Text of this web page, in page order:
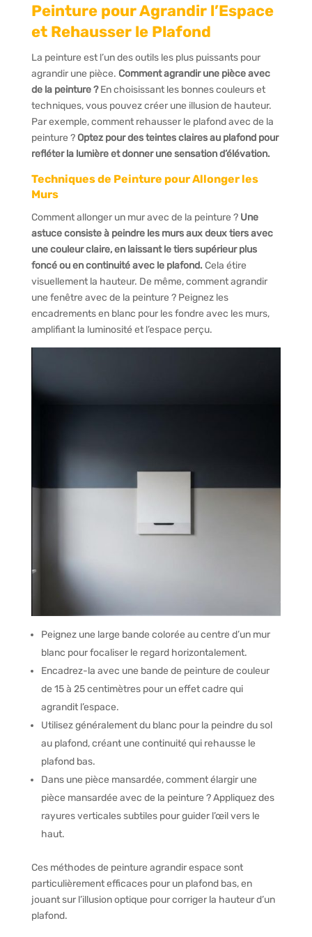
Peinture pour Agrandir l’Espace
et Rehausser le Plafond
La peinture est l’un des outils les plus puissants pour
agrandir une pièce. Comment agrandir une pièce avec
de la peinture ?En choisissant les bonnes couleurs et
techniques, vous pouvez créer une illusion de hauteur.
Par exemple, comment rehausser le plafond avec de la
peinture ?Optez pour des teintes claires au plafond pour
refléter la lumière et donner une sensation d’élévation.
Techniques de Peinture pour Allonger les
Murs
Comment allonger un mur avec de la peinture ? Une
astuce consiste à peindre les murs aux deux tiers avec
une couleur claire, en laissant le tiers supérieur plus
foncé ou en continuité avec le plafond. Cela étire
visuellement la hauteur. De même, comment agrandir
une fenêtre avec de la peinture ? Peignez les
encadrements en blanc pour les fondre avec les murs,
amplifiant la luminosité et l’espace perçu.
Peignez une large bande colorée au centre d’un mur
blanc pour focaliser le regard horizontalement.
Encadrez-la avec une bande de peinture de couleur
de 15 à 25 centimètres pour un effet cadre qui
agrandit l’espace.
Utilisez généralement du blanc pour la peindre du sol
au plafond, créant une continuité qui rehausse le
plafond bas.
Dans une pièce mansardée, comment élargir une
pièce mansardée avec de la peinture ? Appliquez des
rayures verticales subtiles pour guider l’œil vers le
haut.
Ces méthodes de peinture agrandir espace sont
particulièrement efficaces pour un plafond bas, en
jouant sur l’illusion optique pour corriger la hauteur d’un
plafond.